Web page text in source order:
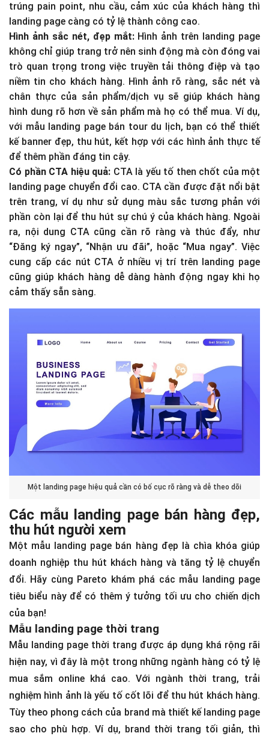
trúng pain point, nhu cầu, cảm xúc của khách hàng thì
landing page càng có tỷ lệ thành công cao.
Hình ảnh sắc nét, đẹp mắt:Hình ảnh trên landing page
không chỉ giúp trang trở nên sinh động mà còn đóng vai
trò quan trọng trong việc truyền tải thông điệp và tạo
niềm tin cho khách hàng. Hình ảnh rõ ràng, sắc nét và
chân thực của sản phẩm/dịch vụ sẽ giúp khách hàng
hình dung rõ hơn về sản phẩm mà họ có thể mua. Ví dụ,
với mẫu landing page bán tour du lịch, bạn có thể thiết
kế banner đẹp, thu hút, kết hợp với các hình ảnh thực tế
để thêm phần đáng tin cậy.
Có phần CTA hiệu quả: CTA là yếu tố then chốt của một
landing page chuyển đổi cao. CTA cần được đặt nổi bật
trên trang, ví dụ như sử dụng màu sắc tương phản với
phần còn lại để thu hút sự chú ý của khách hàng. Ngoài
ra, nội dung CTA cũng cần rõ ràng và thúc đẩy, như
“Đăng ký ngay”, “Nhận ưu đãi”, hoặc “Mua ngay”. Việc
cung cấp các nút CTA ở nhiều vị trí trên landing page
cũng giúp khách hàng dễ dàng hành động ngay khi họ
cảm thấy sẵn sàng​.
Một landing page hiệu quả cần có bố cục rõ ràng và dễ theo dõi
Các mẫu landing page bán hàng đẹp,
thu hút người xem
Một mẫu landing page bán hàng đẹp là chìa khóa giúp
doanh nghiệp thu hút khách hàng và tăng tỷ lệ chuyển
đổi. Hãy cùng Pareto khám phá các mẫu landing page
tiêu biểu này để có thêm ý tưởng tối ưu cho chiến dịch
của bạn!
Mẫu landing page thời trang
Mẫu landing page thời trang được áp dụng khá rộng rãi
hiện nay, vì đây là một trong những ngành hàng có tỷ lệ
mua sắm online khá cao. Với ngành thời trang, trải
nghiệm hình ảnh là yếu tố cốt lõi để thu hút khách hàng.
Tùy theo phong cách của brand mà thiết kế landing page
sao cho phù hợp. Ví dụ, brand thời trang tối giản, thì